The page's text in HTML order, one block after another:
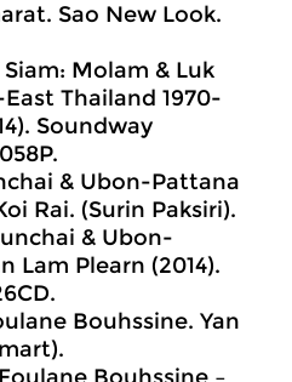
Sao New Look.
Molam & Luk
Thailand 1970-
Soundway
& Ubon-Pattana
Rai. (Surin Paksiri).
& Ubon-
Lam Plearn (2014).
Bouhssine. Yan